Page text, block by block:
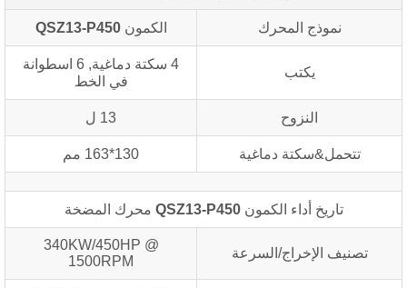
نموذج المحرك الكمونQSZ13-P450
يكتب
4 سكتة دماغية, 6 اسطوانة
في الخط
النزوح 13 ل
تتحمل&سكتة دماغية 130*163 مم
تاريخ أداء الكمونQSZ13-P450 محرك المضخة
تصنيف الإخراج/السرعة
340KW/450HP @
1500RPM